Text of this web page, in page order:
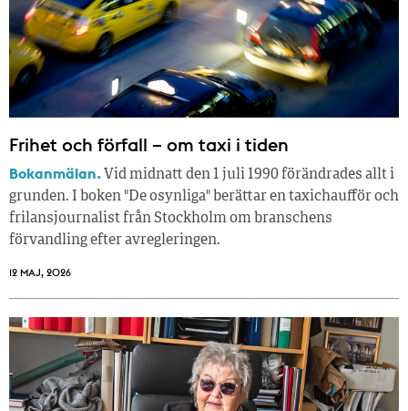
Frihet och förfall – om taxi i tiden
Bokanmälan. Vid midnatt den 1 juli 1990 förändrades allt i
grunden. I boken "De osynliga" berättar en taxichaufför och
frilansjournalist från Stockholm om branschens
förvandling efter avregleringen.
12 MAJ, 2026